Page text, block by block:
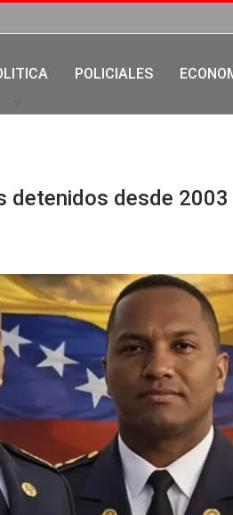
POLICIALES
detenidos desde